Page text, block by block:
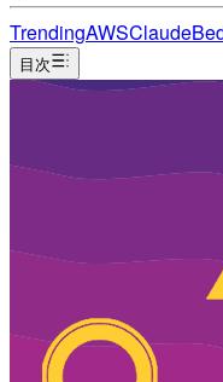
TrendingAWSClaude
目次